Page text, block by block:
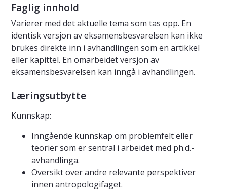
Faglig innhold
Varierer med det aktuelle tema som tas opp. En
identisk versjon av eksamensbesvarelsen kan ikke
brukes direkte inn i avhandlingen som en artikkel
eller kapittel. En omarbeidet versjon av
eksamensbesvarelsen kan inngå i avhandlingen.
Læringsutbytte
Kunnskap:
Inngående kunnskap om problemfelt eller
teorier som er sentral i arbeidet med ph.d.-
avhandlinga.
Oversikt over andre relevante perspektiver
innen antropologifaget.